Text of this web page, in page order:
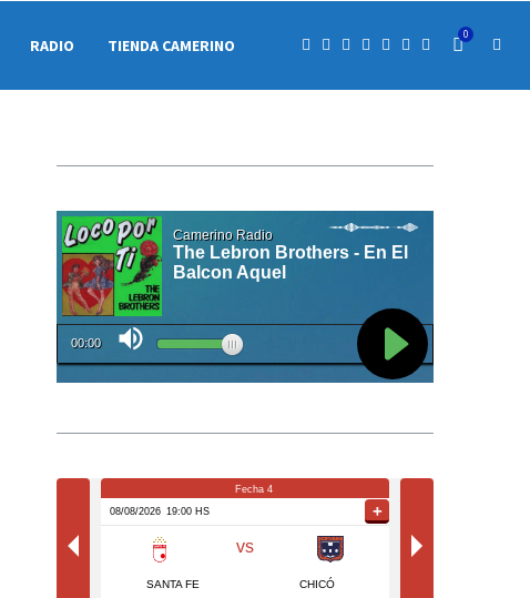
RADIO TIENDA CAMERINO
0